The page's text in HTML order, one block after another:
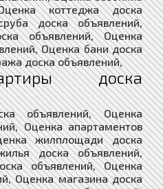
коттеджа доска
доска объявлений,
объявлений, Оценка
Оценка бани доска
доска объявлений,
доска
объявлений, Оценка
Оценка апартаментов
жилплощади доска
доска объявлений,
объявлений, Оценка
Оценка магазина доска